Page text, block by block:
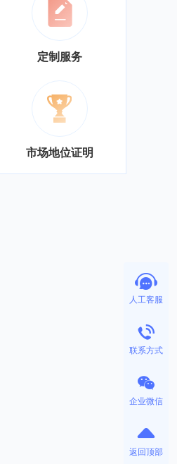
定制服务
市场地位证明
人工客服
联系方式
企业微信
返回顶部